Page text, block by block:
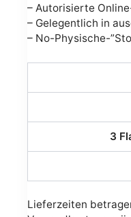
– Autorisierte
– Gelegentlich in
– No-Physische-
3
Lieferzeiten